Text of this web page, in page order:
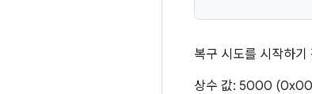
복구 시도를 시작하
상수 값: 5000